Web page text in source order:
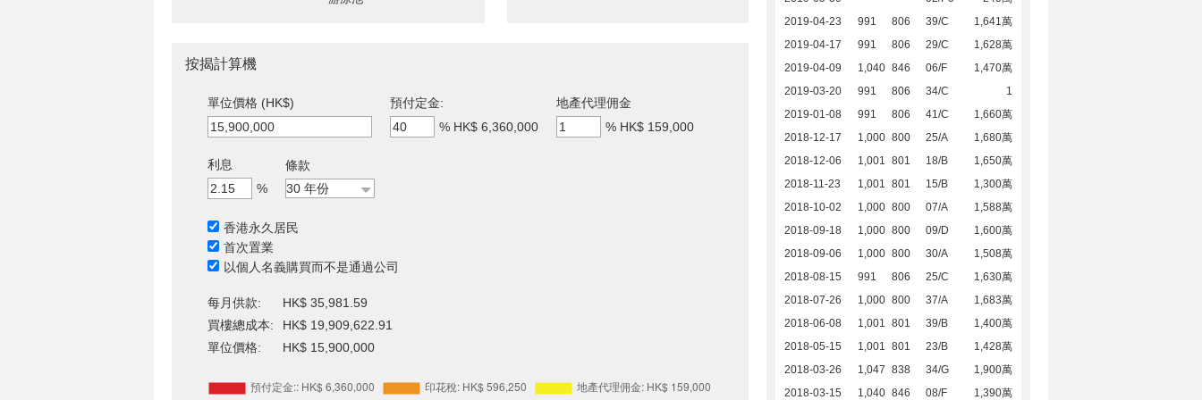
2019-04-23
991 806 39/C
1,641萬
2019-04-17
991 806 29/C
1,628萬
2019-04-09
1,040 846 06/F
1,470萬
2019-03-20
991 806 34/C
1
2019-01-08
991 806 41/C
1,660萬
2018-12-17
1,000 800 25/A
1,680萬
2018-12-06
1,001 801 18/B
1,650萬
2018-11-23
1,001 801 15/B
1,300萬
2018-10-02
1,000 800 07/A
1,588萬
2018-09-18
1,000 800 09/D
1,600萬
2018-09-06
1,000 800 30/A
1,508萬
2018-08-15
991 806 25/C
1,630萬
2018-07-26
1,000 800 37/A
1,683萬
2018-06-08
1,001 801 39/B
1,400萬
2018-05-15
1,001 801 23/B
1,428萬
2018-03-26
1,047 838 34/G
1,900萬
2018-03-15
1,040 846 08/F 1,390萬
按揭計算機
單位價格 (HK$)
預付定金:
% HK$ 6,360,000
地產代理佣金
% HK$ 159,000
利息
%
條款
香港永久居民
首次置業
以個人名義購買而不是通過公司
每月供款:
HK$ 35,981.59
買樓總成本:
HK$ 19,909,622.91
單位價格:
HK$ 15,900,000